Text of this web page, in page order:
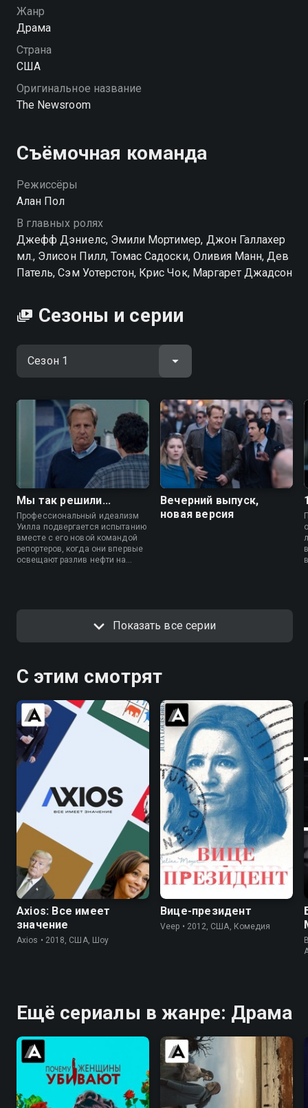
хорошем HD качестве на Смотрёшке
Жанр
Драма
Страна
США
Оригинальное название
The Newsroom
Съёмочная команда
Режиссёры
Алан Пол
В главных ролях
Джефф Дэниелс, Эмили Мортимер, Джон Галлахер
мл., Элисон Пилл, Томас Садоски, Оливия Манн, Дев
Патель, Сэм Уотерстон, Крис Чок, Маргарет Джадсон
Сезоны и серии
Мы так решили...
Профессиональный идеализм
Уилла подвергается испытанию
вместе с его новой командой
репортеров, когда они впервые
освещают разлив нефти на
Вечерний выпуск,
новая версия
Показать все серии
С этим смотрят
6.6
Axios: Все имеет
значение
Axios • 2018, США, Шоу
7.5 8.4
Вице-президент
Veep • 2012, США, Комедия
Ещё сериалы в жанре: Драма